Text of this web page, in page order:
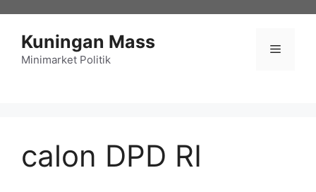
Kuningan Mass
Minimarket Politik
Menu
calon DPD RI